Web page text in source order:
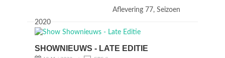
Aflevering 77, Seizoen
2020
SHOWNIEUWS - LATE EDITIE